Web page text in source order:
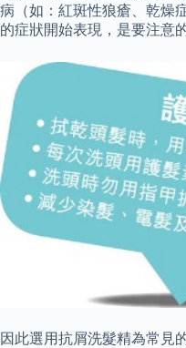
病（如：紅斑性狼瘡、乾燥
的症狀開始表現，是要注意
因此選用抗屑洗髮精為常見